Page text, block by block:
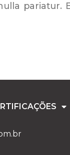
pariatur.